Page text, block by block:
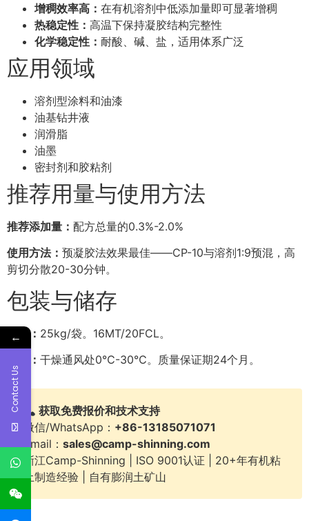
增稠效率高： 在有机溶剂中低添加量即可显著增稠
热稳定性： 高温下保持凝胶结构完整性
化学稳定性： 耐酸、碱、盐，适用体系广泛
应用领域
溶剂型涂料和油漆
油基钻井液
润滑脂
油墨
密封剂和胶粘剂
推荐用量与使用方法
推荐添加量： 配方总量的0.3%-2.0%
使用方法： 预凝胶法效果最佳——CP-10与溶剂1:9预混，高
剪切分散20-30分钟。
包装与储存
包装： 25kg/袋。16MT/20FCL。
储存： 干燥通风处0℃-30℃。质量保证期24个月。
获取免费报价和技术支持
微信/WhatsApp： +86-13185071071
Email： sales@camp-shinning.com
浙江Camp-Shinning | ISO 9001认证 | 20+年有机粘
土制造经验 | 自有膨润土矿山
←
Contact Us